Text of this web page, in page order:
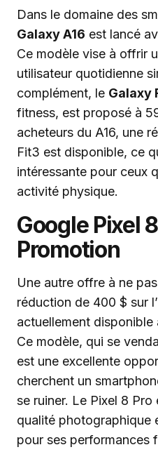
Dans le domaine des
Galaxy A16 est lancé
Ce modèle vise à offrir
utilisateur quotidienne
complément, le Galaxy
fitness, est proposé à
acheteurs du A16, une
Fit3 est disponible, ce
intéressante pour ceux
activité physique.
Google Pixel
Promotion
Une autre offre à ne
réduction de 400 $ sur l’
actuellement disponible
Ce modèle, qui se
est une excellente
cherchent un
se ruiner. Le Pixel 8
qualité photographique
pour ses performances